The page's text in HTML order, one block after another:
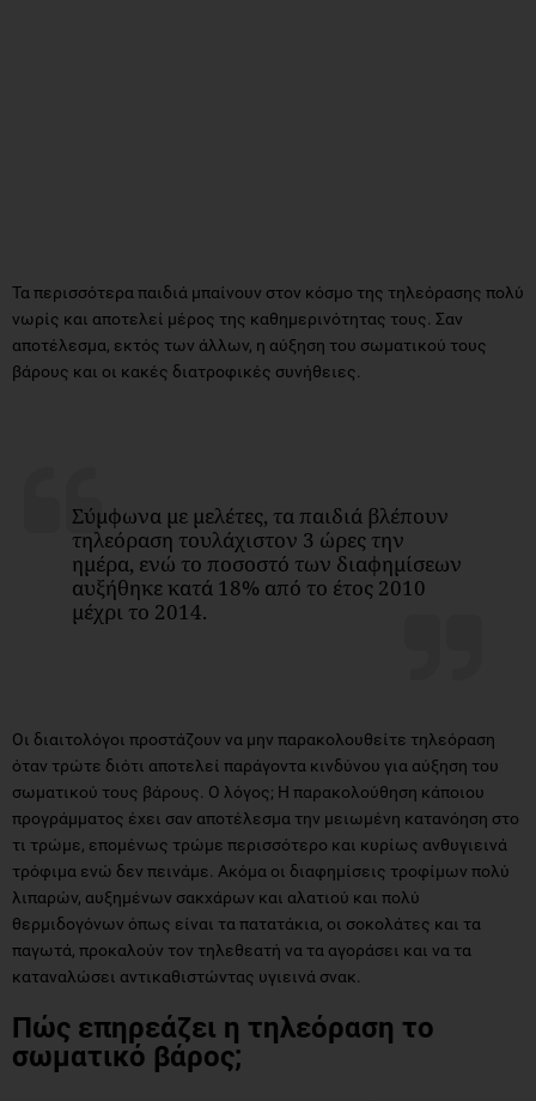
Τα περισσότερα παιδιά μπαίνουν στον κόσμο της τηλεόρασης πολύ
νωρίς και αποτελεί μέρος της καθημερινότητας τους. Σαν
αποτέλεσμα, εκτός των άλλων, η αύξηση του σωματικού τους
βάρους και οι κακές διατροφικές συνήθειες.
Σύμφωνα με μελέτες, τα παιδιά βλέπουν
τηλεόραση τουλάχιστον 3 ώρες την
ημέρα, ενώ το ποσοστό των διαφημίσεων
αυξήθηκε κατά 18% από το έτος 2010
μέχρι το 2014.
Οι διαιτολόγοι προστάζουν να μην παρακολουθείτε τηλεόραση
όταν τρώτε διότι αποτελεί παράγοντα κινδύνου για αύξηση του
σωματικού τους βάρους. Ο λόγος; Η παρακολούθηση κάποιου
προγράμματος έχει σαν αποτέλεσμα την μειωμένη κατανόηση στο
τι τρώμε, επομένως τρώμε περισσότερο και κυρίως ανθυγιεινά
τρόφιμα ενώ δεν πεινάμε. Ακόμα οι διαφημίσεις τροφίμων πολύ
λιπαρών, αυξημένων σακχάρων και αλατιού και πολύ
θερμιδογόνων όπως είναι τα πατατάκια, οι σοκολάτες και τα
παγωτά, προκαλούν τον τηλεθεατή να τα αγοράσει και να τα
καταναλώσει αντικαθιστώντας υγιεινά σνακ.
Πώς επηρεάζει η τηλεόραση το
σωματικό βάρος;